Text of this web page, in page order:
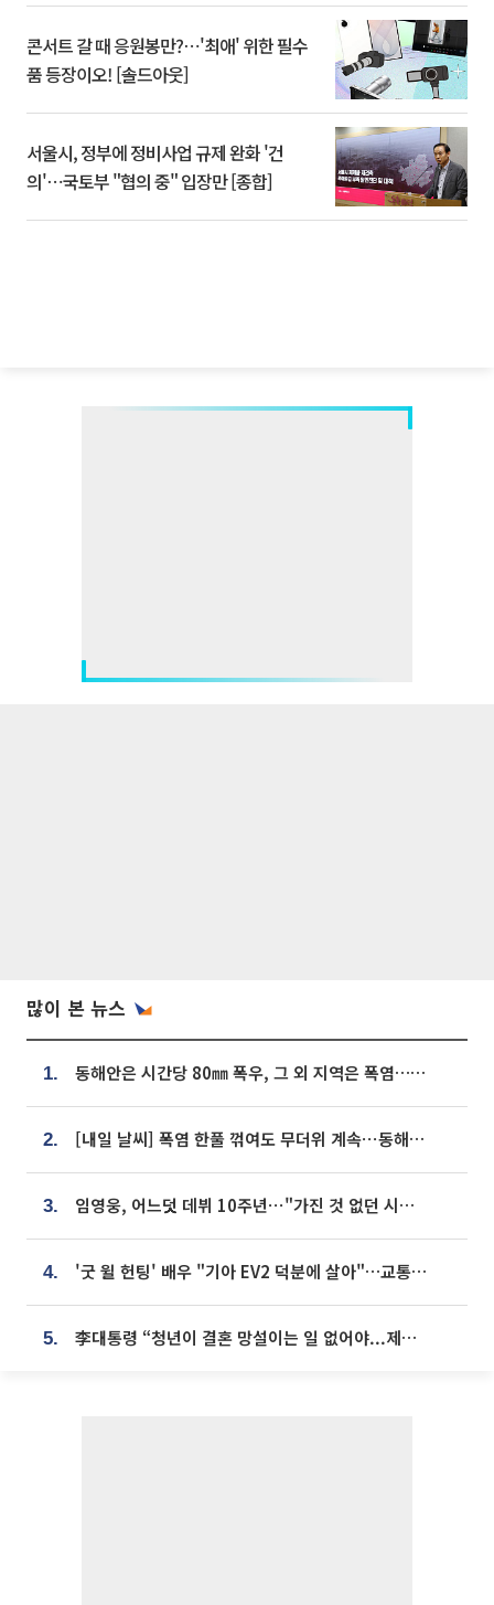
콘서트 갈 때 응원봉만?⋯'최애' 위한 필수
품 등장이오! [솔드아웃]
서울시, 정부에 정비사업 규제 완화 '건
의'⋯국토부 "협의 중" 입장만 [종합]
많이 본 뉴스
1. 동해안은 시간당 80㎜ 폭우, 그 외 지역은 폭염…‘극과 극 날씨’
2. [내일 날씨] 폭염 한풀 꺾여도 무더위 계속⋯동해안 이틀 연속 비
3. 임영웅, 어느덧 데뷔 10주년⋯"가진 것 없던 시절, 내 앞엔 20명의 팬뿐"
4. '굿 윌 헌팅' 배우 "기아 EV2 덕분에 살아"…교통사고 후 안전성 극찬
5. 李대통령 “청년이 결혼 망설이는 일 없어야...제도상 불이익 조사”